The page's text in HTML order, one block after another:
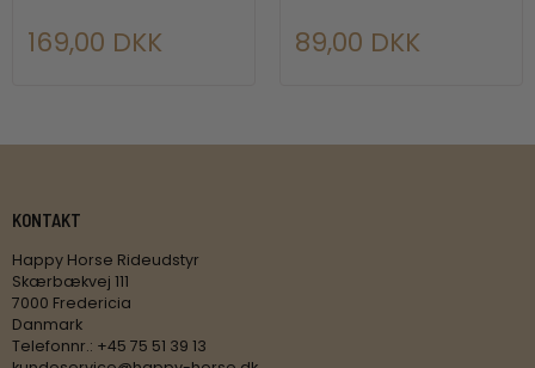
169,00 DKK 89,00 DKK
KONTAKT
Happy Horse Rideudstyr
Skærbækvej 111
7000 Fredericia
Danmark
Telefonnr.: +45 75 51 39 13